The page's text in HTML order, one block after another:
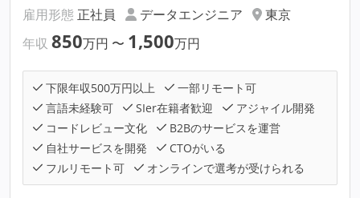
雇用形態 正社員 データエンジニア
東京
年収 850万円 〜 1,500万円
下限年収500万円以上
一部リモート可
言語未経験可
SIer在籍者歓迎
アジャイル開発
コードレビュー文化
B2Bのサービスを運営
自社サービスを開発
CTOがいる
フルリモート可
オンラインで選考が受けられる